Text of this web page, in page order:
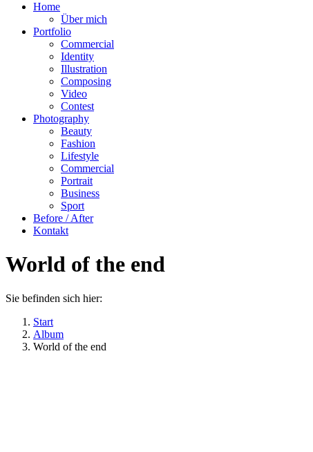
Home
Über mich
Portfolio
Commercial
Identity
Illustration
Composing
Video
Contest
Photography
Beauty
Fashion
Lifestyle
Commercial
Portrait
Business
Sport
Before / After
Kontakt
World of the end
Sie befinden sich hier:
Start
Album
World of the end